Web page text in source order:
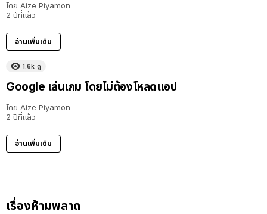
โดย Aize Piyamon
2 ปีที่แล้ว
อ่านเพิ่มเติม
1.6k ดู
Google เล่นเกม โดยไม่ต้องโหลดแอป
โดย Aize Piyamon
2 ปีที่แล้ว
อ่านเพิ่มเติม
เรื่องห้ามพลาด